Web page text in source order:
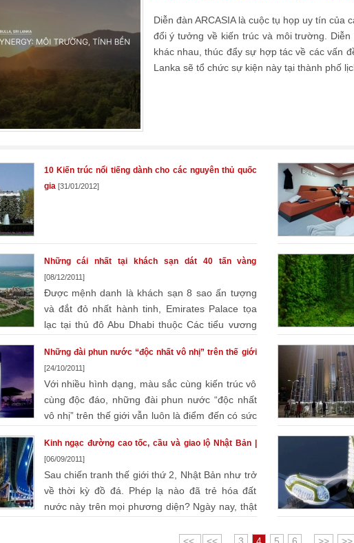
Diễn đàn ARCASIA là cuộc tụ họp uy tín
đổi ý tưởng về kiến ​​trúc và môi trường.
khác nhau, thúc đẩy sự hợp tác về các vấn
Lanka sẽ tổ chức sự kiện này tại thành phố
10 Kiến trúc nổi tiếng dành cho các nguyên thủ quốc
gia [31/01/2012]
Những cái nhất tại khách sạn dát 40 tấn vàng
[08/12/2011]
Được mệnh danh là khách sạn 8 sao ấn tượng
và đắt đỏ nhất hành tinh, Emirates Palace tọa
lạc tại thủ đô Abu Dhabi thuộc Các tiểu vương
Những đài phun nước “độc nhất vô nhị” trên thế giới
[24/10/2011]
Với nhiều hình dạng, màu sắc cùng kiến trúc vô
cùng độc đáo, những đài phun nước “độc nhất
vô nhị” trên thế giới vẫn luôn là điểm đến có sức
Kinh ngạc đường cao tốc, cầu và giao lộ Nhật Bản |
[06/09/2011]
Sau chiến tranh thế giới thứ 2, Nhật Bản như trở
về thời kỳ đồ đá. Phép lạ nào đã trẻ hóa đất
nước này trên mọi phương diện? Ngày nay, thật